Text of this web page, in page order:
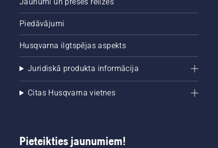
Piedāvājumi
Husqvarna ilgtspējas aspekts
Juridiskā produkta informācija
Citas Husqvarna vietnes
Pieteikties jaunumiem!